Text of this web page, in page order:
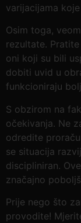
varijacijama
Osim toga,
rezultate.
oni koji su bili
dobiti uvid u
funkcioniraju
S obzirom na
očekivanja. Ne
odredite
se situacija
discipliniran.
značajno
Prije nego što
provodite!